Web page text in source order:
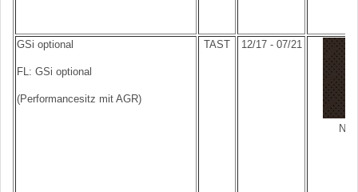
GSi optional
FL: GSi optional
(Performancesitz mit AGR)
TAST 12/17 - 07/21